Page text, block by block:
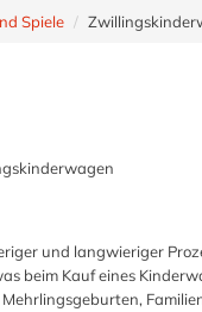
Spiele
und langwieriger
beim Kauf eines